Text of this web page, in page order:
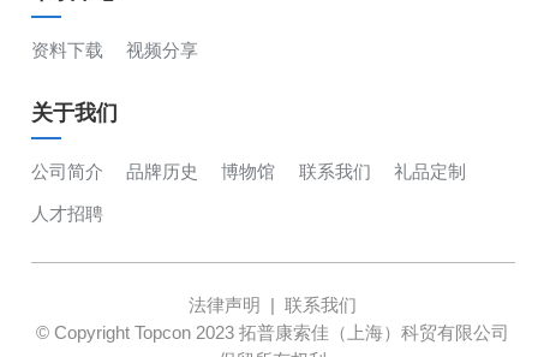
资料下载 视频分享
关于我们
公司简介 品牌历史 博物馆 联系我们 礼品定制
人才招聘
法律声明 | 联系我们
© Copyright Topcon 2023 拓普康索佳（上海）科贸有限公司